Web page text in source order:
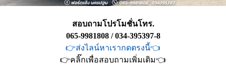
สอบถามโปรโมชั่นโทร.
065-9981808 / 034-395397-8
👉ส่งไลน์หาเรากดตรงนี้👈
👉คลิ๊กเพื่อสอบถามเพิ่มเติม👈